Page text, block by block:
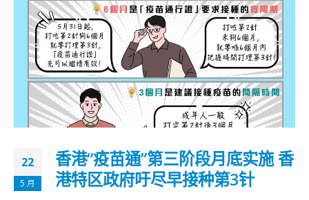
22
5 月
香港“疫苗通”第三阶段月底实施 香
港特区政府吁尽早接种第3针